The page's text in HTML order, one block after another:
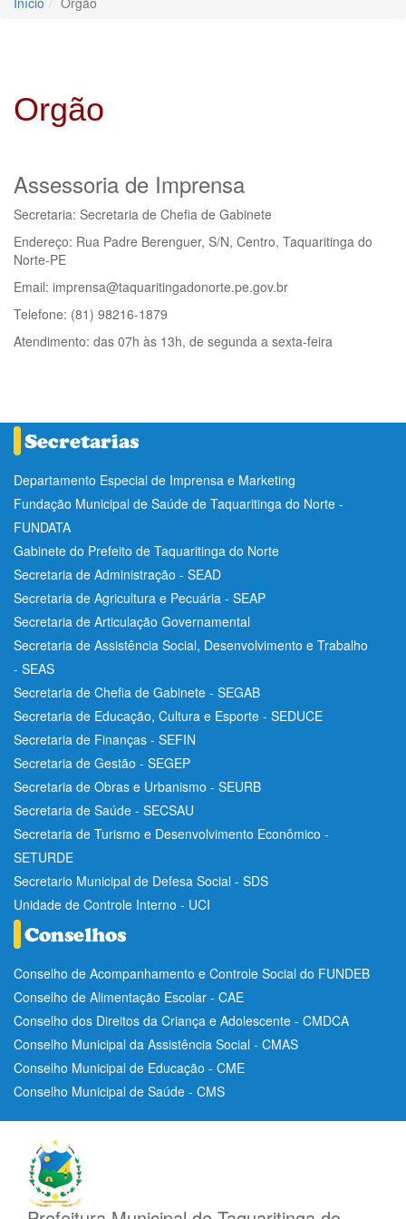
Orgão
Assessoria de Imprensa
Secretaria: Secretaria de Chefia de Gabinete
Endereço: Rua Padre Berenguer, S/N, Centro, Taquaritinga do
Norte-PE
Email: imprensa@taquaritingadonorte.pe.gov.br
Telefone: (81) 98216-1879
Atendimento: das 07h às 13h, de segunda a sexta-feira
Departamento Especial de Imprensa e Marketing
Fundação Municipal de Saúde de Taquaritinga do Norte -
FUNDATA
Gabinete do Prefeito de Taquaritinga do Norte
Secretaria de Administração - SEAD
Secretaria de Agricultura e Pecuária - SEAP
Secretaria de Articulação Governamental
Secretaria de Assistência Social, Desenvolvimento e Trabalho
- SEAS
Secretaria de Chefia de Gabinete - SEGAB
Secretaria de Educação, Cultura e Esporte - SEDUCE
Secretaria de Finanças - SEFIN
Secretaria de Gestão - SEGEP
Secretaria de Obras e Urbanismo - SEURB
Secretaria de Saúde - SECSAU
Secretaria de Turismo e Desenvolvimento Econômico -
SETURDE
Secretario Municipal de Defesa Social - SDS
Unidade de Controle Interno - UCI
Conselho de Acompanhamento e Controle Social do FUNDEB
Conselho de Alimentação Escolar - CAE
Conselho dos Direitos da Criança e Adolescente - CMDCA
Conselho Municipal da Assistência Social - CMAS
Conselho Municipal de Educação - CME
Conselho Municipal de Saúde - CMS